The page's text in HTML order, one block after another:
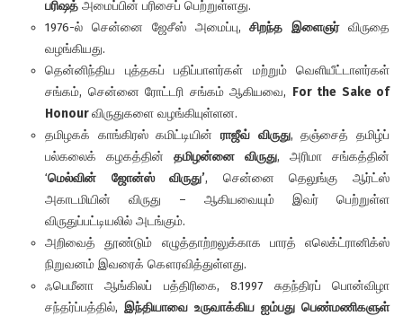
பரிஷத் அமைப்பின் பரிசைப் பெற்றுள்ளது.
1976-ல் சென்னை ஜேசீஸ் அமைப்பு,சிறந்த இளைஞர்விருதை
வழங்கியது.
தென்னிந்திய புத்தகப் பதிப்பாளர்கள் மற்றும் வெளியீட்டாளர்கள்
சங்கம், சென்னை ரோட்டரி சங்கம் ஆகியவை, For the Sake of
Honourவிருதுகளை வழங்கியுள்ளன.
தமிழகக் காங்கிரஸ் கமிட்டியின் ராஜீவ் விருது, தஞ்சைத் தமிழ்ப்
பல்கலைக் கழகத்தின் தமிழன்னை விருது, அரிமா சங்கத்தின்
‘மெல்வின் ஜோன்ஸ் விருது’, சென்னை தெலுங்கு ஆர்ட்ஸ்
அகாடமியின் விருது – ஆகியவையும் இவர் பெற்றுள்ள
விருதுப்பட்டியலில் அடங்கும்.
அறிவைத் தூண்டும் எழுத்தாற்றலுக்காக பாரத் எலெக்ட்ரானிக்ஸ்
நிறுவனம் இவரைக் கௌரவித்துள்ளது.
ஃபெமீனா ஆங்கிலப் பத்திரிகை, 8.1997 சுதந்திரப் பொன்விழா
சந்தர்ப்பத்தில், இந்தியாவை உருவாக்கிய ஐம்பது பெண்மணிகளுள்